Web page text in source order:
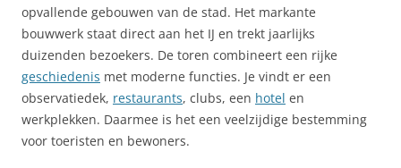
opvallende gebouwen van de stad. Het markante
bouwwerk staat direct aan het IJ en trekt jaarlijks
duizenden bezoekers. De toren combineert een rijke
geschiedenis met moderne functies. Je vindt er een
observatiedek, restaurants, clubs, een hotel en
werkplekken. Daarmee is het een veelzijdige bestemming
voor toeristen en bewoners.